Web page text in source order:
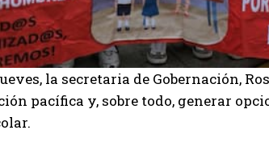
la secretaria de Gobernación,
pacífica y, sobre todo, generar